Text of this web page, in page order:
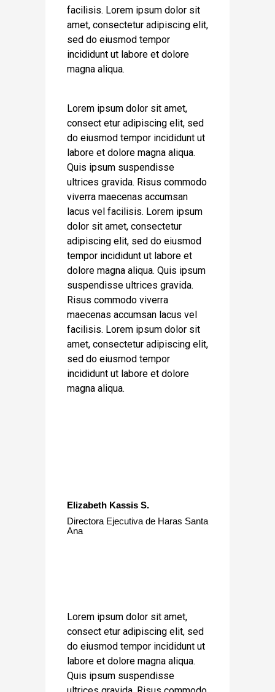
facilisis. Lorem ipsum dolor sit
amet, consectetur adipiscing elit,
sed do eiusmod tempor
incididunt ut labore et dolore
magna aliqua.
Lorem ipsum dolor sit amet,
consect etur adipiscing elit, sed
do eiusmod tempor incididunt ut
labore et dolore magna aliqua.
Quis ipsum suspendisse
ultrices gravida. Risus commodo
viverra maecenas accumsan
lacus vel facilisis. Lorem ipsum
dolor sit amet, consectetur
adipiscing elit, sed do eiusmod
tempor incididunt ut labore et
dolore magna aliqua. Quis ipsum
suspendisse ultrices gravida.
Risus commodo viverra
maecenas accumsan lacus vel
facilisis. Lorem ipsum dolor sit
amet, consectetur adipiscing elit,
sed do eiusmod tempor
incididunt ut labore et dolore
magna aliqua.
Elizabeth Kassis S.
Directora Ejecutiva de Haras Santa
Ana
Lorem ipsum dolor sit amet,
consect etur adipiscing elit, sed
do eiusmod tempor incididunt ut
labore et dolore magna aliqua.
Quis ipsum suspendisse